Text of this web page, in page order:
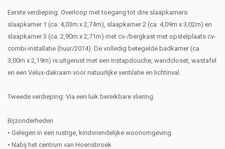
Eerste verdieping: Overloop met toegang tot drie slaapkamers:
slaapkamer 1 (ca. 4,03m x 2,74m), slaapkamer 2 (ca. 4,09m x 3,02m) en
slaapkamer 3 (ca. 2,90m x 2,71m) met cv-/bergkast met opstelplaats cv-
combi-installatie (huur/2014). De volledig betegelde badkamer (ca.
3,00m x 2,19m) is uitgerust met een instapdouche, wandcloset, wastafel
en een Velux-dakraam voor natuurlijke ventilatie en lichtinval.
Tweede verdieping: Via een luik bereikbare vliering.
Bijzonderheden
• Gelegen in een rustige, kindvriendelijke woonomgeving
• Nabij het centrum van Hoensbroek